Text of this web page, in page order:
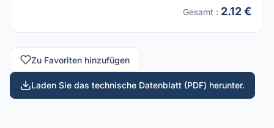
Gesamt : 2.12 €
Zu Favoriten hinzufügen
Laden Sie das technische Datenblatt (PDF) herunter.